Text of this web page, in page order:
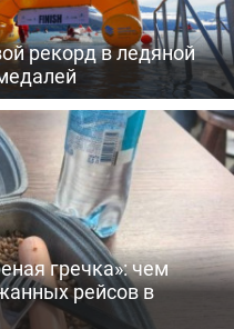
рекорд в ледяной
гречка»: чем
рейсов в